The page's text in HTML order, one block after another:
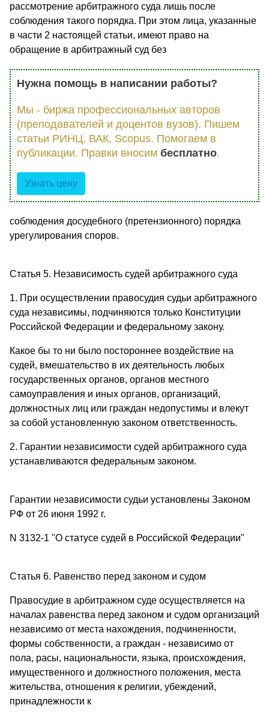
рассмотрение арбитражного суда лишь после
соблюдения такого порядка. При этом лица, указанные
в части 2 настоящей статьи, имеют право на
обращение в арбитражный суд без
Нужна помощь в написании работы?
Мы - биржа профессиональных авторов
(преподавателей и доцентов вузов). Пишем
статьи РИНЦ, ВАК, Scopus. Помогаем в
публикации. Правки вносим бесплатно.
Узнать цену
соблюдения досудебного (претензионного) порядка
урегулирования споров.
Статья 5. Независимость судей арбитражного суда
1. При осуществлении правосудия судьи арбитражного
суда независимы, подчиняются только Конституции
Российской Федерации и федеральному закону.
Какое бы то ни было постороннее воздействие на
судей, вмешательство в их деятельность любых
государственных органов, органов местного
самоуправления и иных органов, организаций,
должностных лиц или граждан недопустимы и влекут
за собой установленную законом ответственность.
2. Гарантии независимости судей арбитражного суда
устанавливаются федеральным законом.
Гарантии независимости судьи установлены Законом
РФ от 26 июня 1992 г.
N 3132-1 "О статусе судей в Российской Федерации"
Статья 6. Равенство перед законом и судом
Правосудие в арбитражном суде осуществляется на
началах равенства перед законом и судом организаций
независимо от места нахождения, подчиненности,
формы собственности, а граждан - независимо от
пола, расы, национальности, языка, происхождения,
имущественного и должностного положения, места
жительства, отношения к религии, убеждений,
принадлежности к